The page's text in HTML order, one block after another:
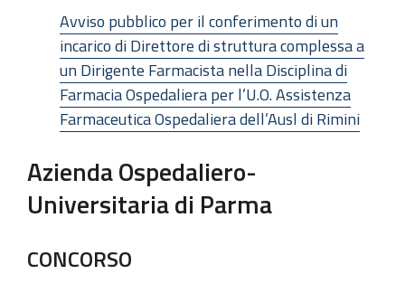
Avviso pubblico per il conferimento di un
incarico di Direttore di struttura complessa a
un Dirigente Farmacista nella Disciplina di
Farmacia Ospedaliera per l’U.O. Assistenza
Farmaceutica Ospedaliera dell’Ausl di Rimini
Azienda Ospedaliero-
Universitaria di Parma
CONCORSO